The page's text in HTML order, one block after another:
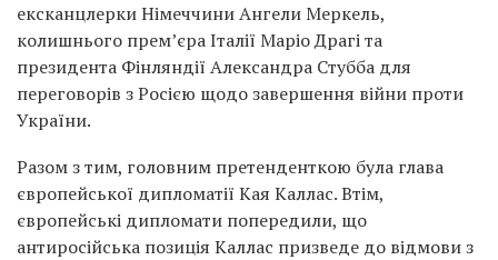
ексканцлерки Німеччини Ангели Меркель,
колишнього прем’єра Італії Маріо Драгі та
президента Фінляндії Александра Стубба для
переговорів з Росією щодо завершення війни проти
України.
Разом з тим, головним претенденткою була глава
європейської дипломатії Кая Каллас. Втім,
європейські дипломати попередили, що
антиросійська позиція Каллас призведе до відмови з